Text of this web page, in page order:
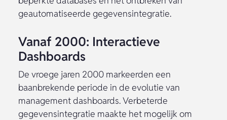
geautomatiseerde gegevensintegratie.
Vanaf 2000: Interactieve
Dashboards
De vroege jaren 2000 markeerden een
baanbrekende periode in de evolutie van
management dashboards. Verbeterde
gegevensintegratie maakte het mogelijk om